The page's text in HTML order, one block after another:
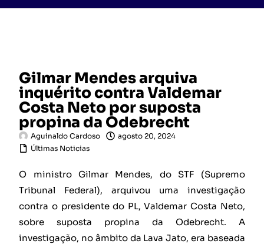
Gilmar Mendes arquiva
inquérito contra Valdemar
Costa Neto por suposta
propina da Odebrecht
Aguinaldo Cardoso
agosto 20, 2024
Últimas Noticias
O ministro Gilmar Mendes, do STF (Supremo
Tribunal Federal), arquivou uma investigação
contra o presidente do PL, Valdemar Costa Neto,
sobre suposta propina da Odebrecht. A
investigação, no âmbito da Lava Jato, era baseada